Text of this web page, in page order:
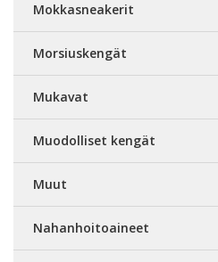
Mokkasneakerit
Morsiuskengät
Mukavat
Muodolliset kengät
Muut
Nahanhoitoaineet